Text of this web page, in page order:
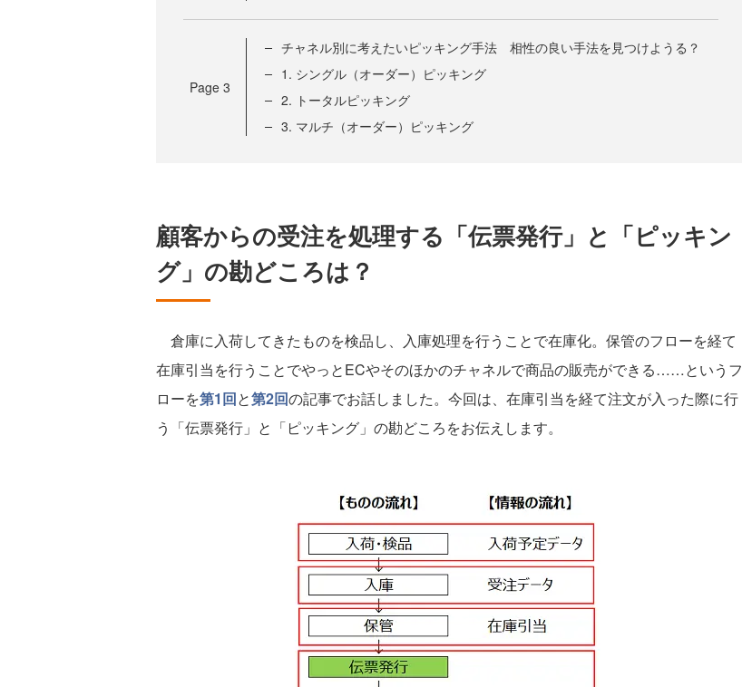
Page 3
チャネル別に考えたいピッキング手法 相性の良い手法を見つけようる？
1. シングル（オーダー）ピッキング
2. トータルピッキング
3. マルチ（オーダー）ピッキング
顧客からの受注を処理する「伝票発行」と「ピッキン
グ」の勘どころは？
倉庫に入荷してきたものを検品し、入庫処理を行うことで在庫化。保管のフローを経て
在庫引当を行うことでやっとECやそのほかのチャネルで商品の販売ができる……というフ
ローを第1回と第2回の記事でお話しました。今回は、在庫引当を経て注文が入った際に行
う「伝票発行」と「ピッキング」の勘どころをお伝えします。